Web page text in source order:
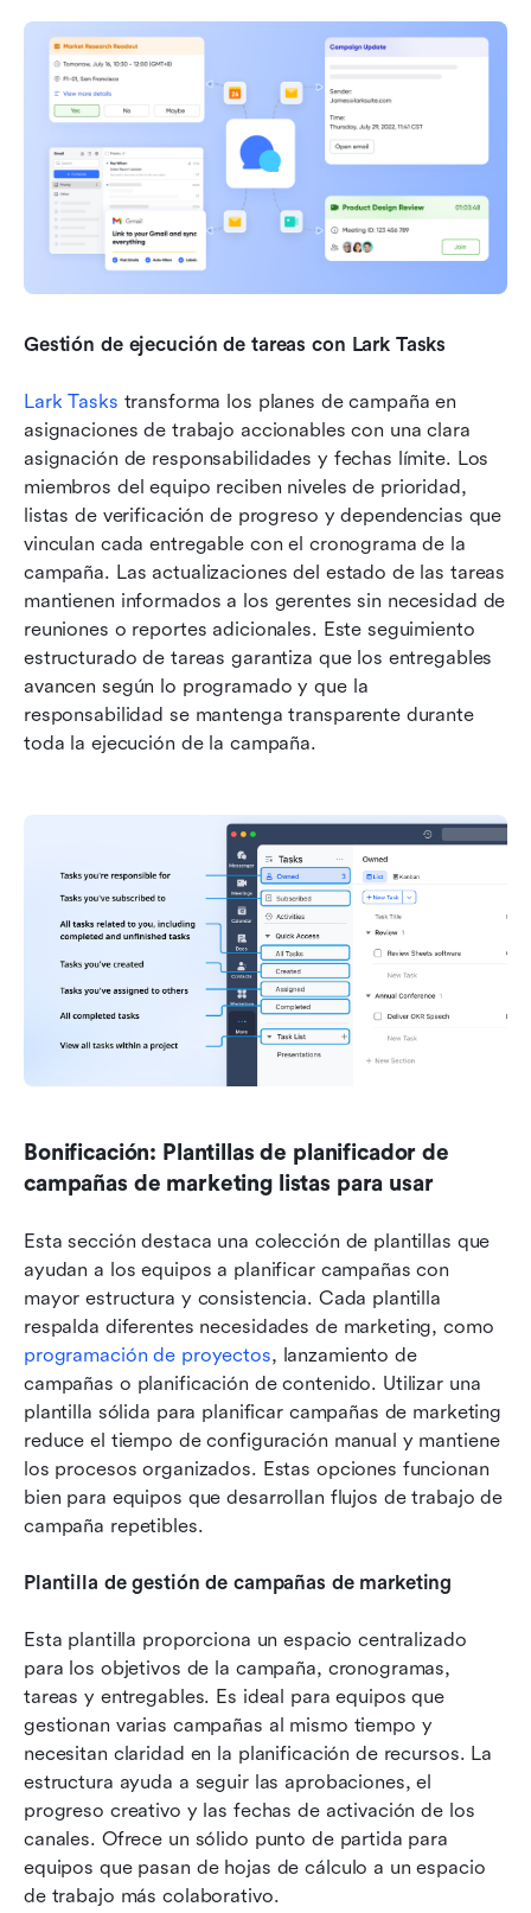
Gestión de ejecución de tareas con Lark Tasks
Lark Tasks transforma los planes de campaña en
asignaciones de trabajo accionables con una clara
asignación de responsabilidades y fechas límite. Los
miembros del equipo reciben niveles de prioridad,
listas de verificación de progreso y dependencias que
vinculan cada entregable con el cronograma de la
campaña. Las actualizaciones del estado de las tareas
mantienen informados a los gerentes sin necesidad de
reuniones o reportes adicionales. Este seguimiento
estructurado de tareas garantiza que los entregables
avancen según lo programado y que la
responsabilidad se mantenga transparente durante
toda la ejecución de la campaña.
Bonificación: Plantillas de planificador de
campañas de marketing listas para usar
Esta sección destaca una colección de plantillas que
ayudan a los equipos a planificar campañas con
mayor estructura y consistencia. Cada plantilla
programación de proyectos, lanzamiento de
campañas o planificación de contenido. Utilizar una
plantilla sólida para planificar campañas de marketing
reduce el tiempo de configuración manual y mantiene
los procesos organizados. Estas opciones funcionan
bien para equipos que desarrollan flujos de trabajo de
campaña repetibles.
Plantilla de gestión de campañas de marketing
Esta plantilla proporciona un espacio centralizado
para los objetivos de la campaña, cronogramas,
tareas y entregables. Es ideal para equipos que
gestionan varias campañas al mismo tiempo y
necesitan claridad en la planificación de recursos. La
estructura ayuda a seguir las aprobaciones, el
progreso creativo y las fechas de activación de los
canales. Ofrece un sólido punto de partida para
equipos que pasan de hojas de cálculo a un espacio
de trabajo más colaborativo.